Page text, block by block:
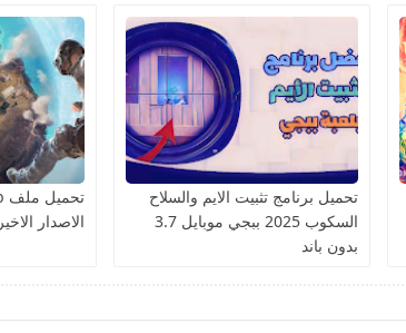
تحميل برنامج تثبيت الايم والسلاح
السكوب 2025 ببجي موبايل 3.7
بدون باند
الاصدار الاخير 2023